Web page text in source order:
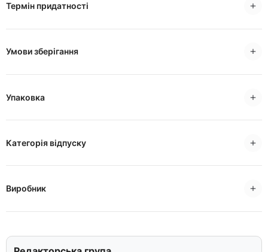
Термін придатності
Умови зберігання
Упаковка
Категорія відпуску
Виробник